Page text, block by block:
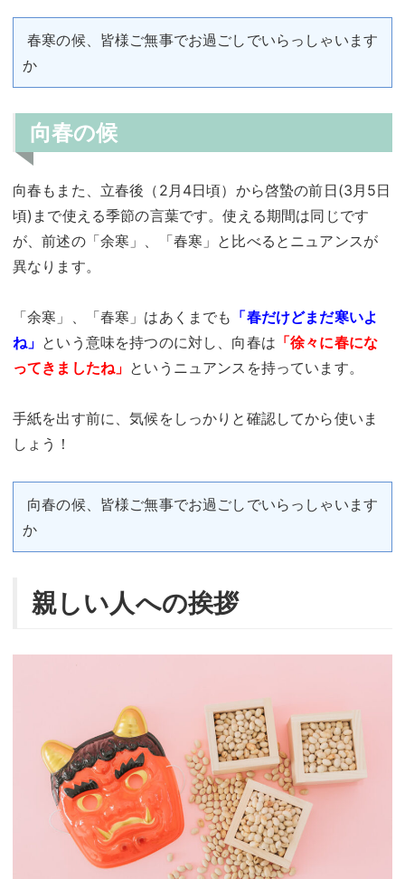
春寒の候、皆様ご無事でお過ごしでいらっしゃいます
か
向春の候
向春もまた、立春後（2月4日頃）から啓蟄の前日(3月5日
頃)まで使える季節の言葉です。使える期間は同じです
が、前述の「余寒」、「春寒」と比べるとニュアンスが
異なります。
「余寒」、「春寒」はあくまでも 「春だけどまだ寒いよ
ね」 という意味を持つのに対し、向春は 「徐々に春にな
ってきましたね」 というニュアンスを持っています。
手紙を出す前に、気候をしっかりと確認してから使いま
しょう！
向春の候、皆様ご無事でお過ごしでいらっしゃいます
か
親しい人への挨拶